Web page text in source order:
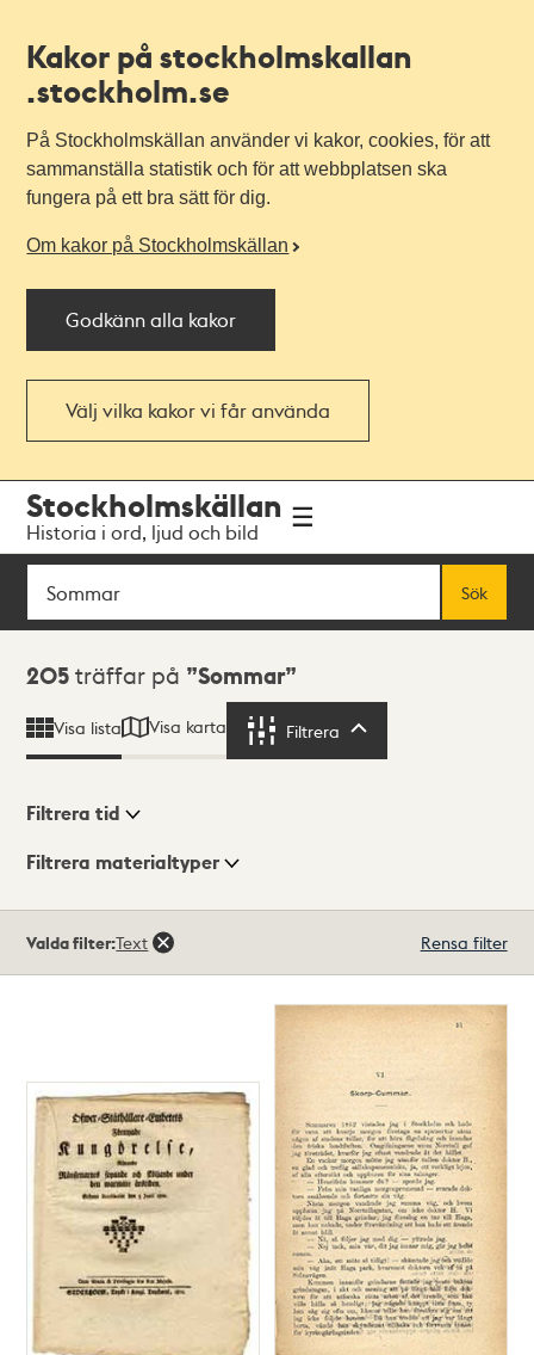
Kakor på stockholmskallan
.stockholm.se
På Stockholmskällan använder vi kakor, cookies, för att
sammanställa statistik och för att webbplatsen ska
fungera på ett bra sätt för dig.
Om kakor på Stockholmskällan
Godkänn alla kakor
Välj vilka kakor vi får använda
navigationen
huvudinnehållet
Stockholmskällan
Historia i ord, ljud och bild
Sök
Sök
Sökresultat
205 träffar på Sommar
Visa lista Visa karta Filtrera
Visningsläge
Filtrera tid
Filtrera materialtyper
205träffar
Valda filter:Text Rensa filter